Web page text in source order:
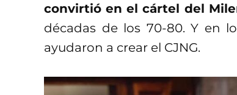
convirtió en el cártel del
décadas de los 70-80. Y en
ayudaron a crear el CJNG.